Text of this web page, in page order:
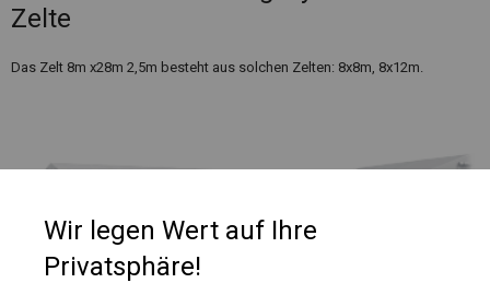
Zelte
Das Zelt 8m x28m 2,5m besteht aus solchen Zelten: 8x8m, 8x12m.
Wir legen Wert auf Ihre
Privatsphäre!